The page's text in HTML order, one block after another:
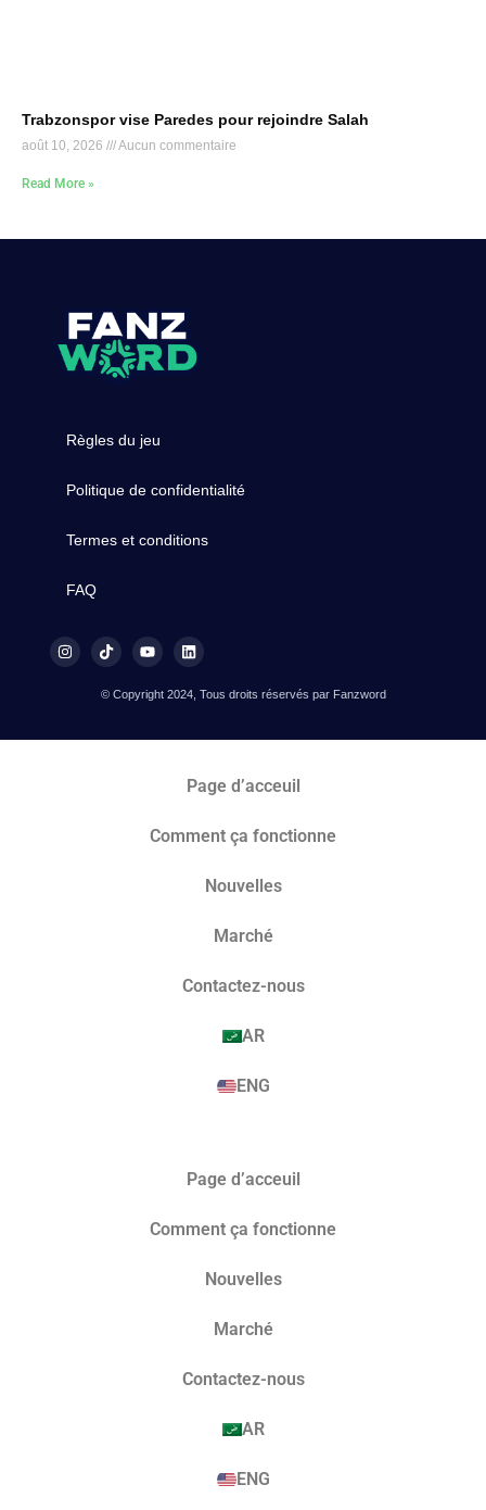
Trabzonspor vise Paredes pour rejoindre Salah
août 10, 2026 Aucun commentaire
Read More »
Règles du jeu
Politique de confidentialité
Termes et conditions
FAQ
© Copyright 2024, Tous droits réservés par Fanzword
Page d’acceuil
Comment ça fonctionne
Nouvelles
Marché​
Contactez-nous
AR
ENG
Page d’acceuil
Comment ça fonctionne
Nouvelles
Marché​
Contactez-nous
AR
ENG